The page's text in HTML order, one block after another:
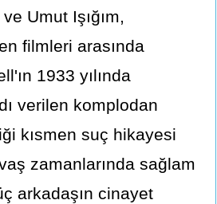
Umut Işığım,
filmleri arasında
1933 yılında
verilen komplodan
kısmen suç hikayesi
zamanlarında sağlam
arkadaşın cinayet